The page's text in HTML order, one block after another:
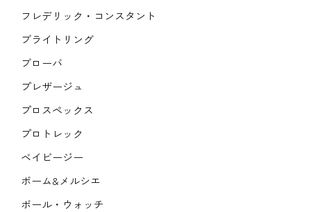
フレデリック・コンスタント
ブライトリング
ブローバ
プレザージュ
プロスペックス
プロトレック
ベイビージー
ボーム&メルシエ
ボール・ウォッチ